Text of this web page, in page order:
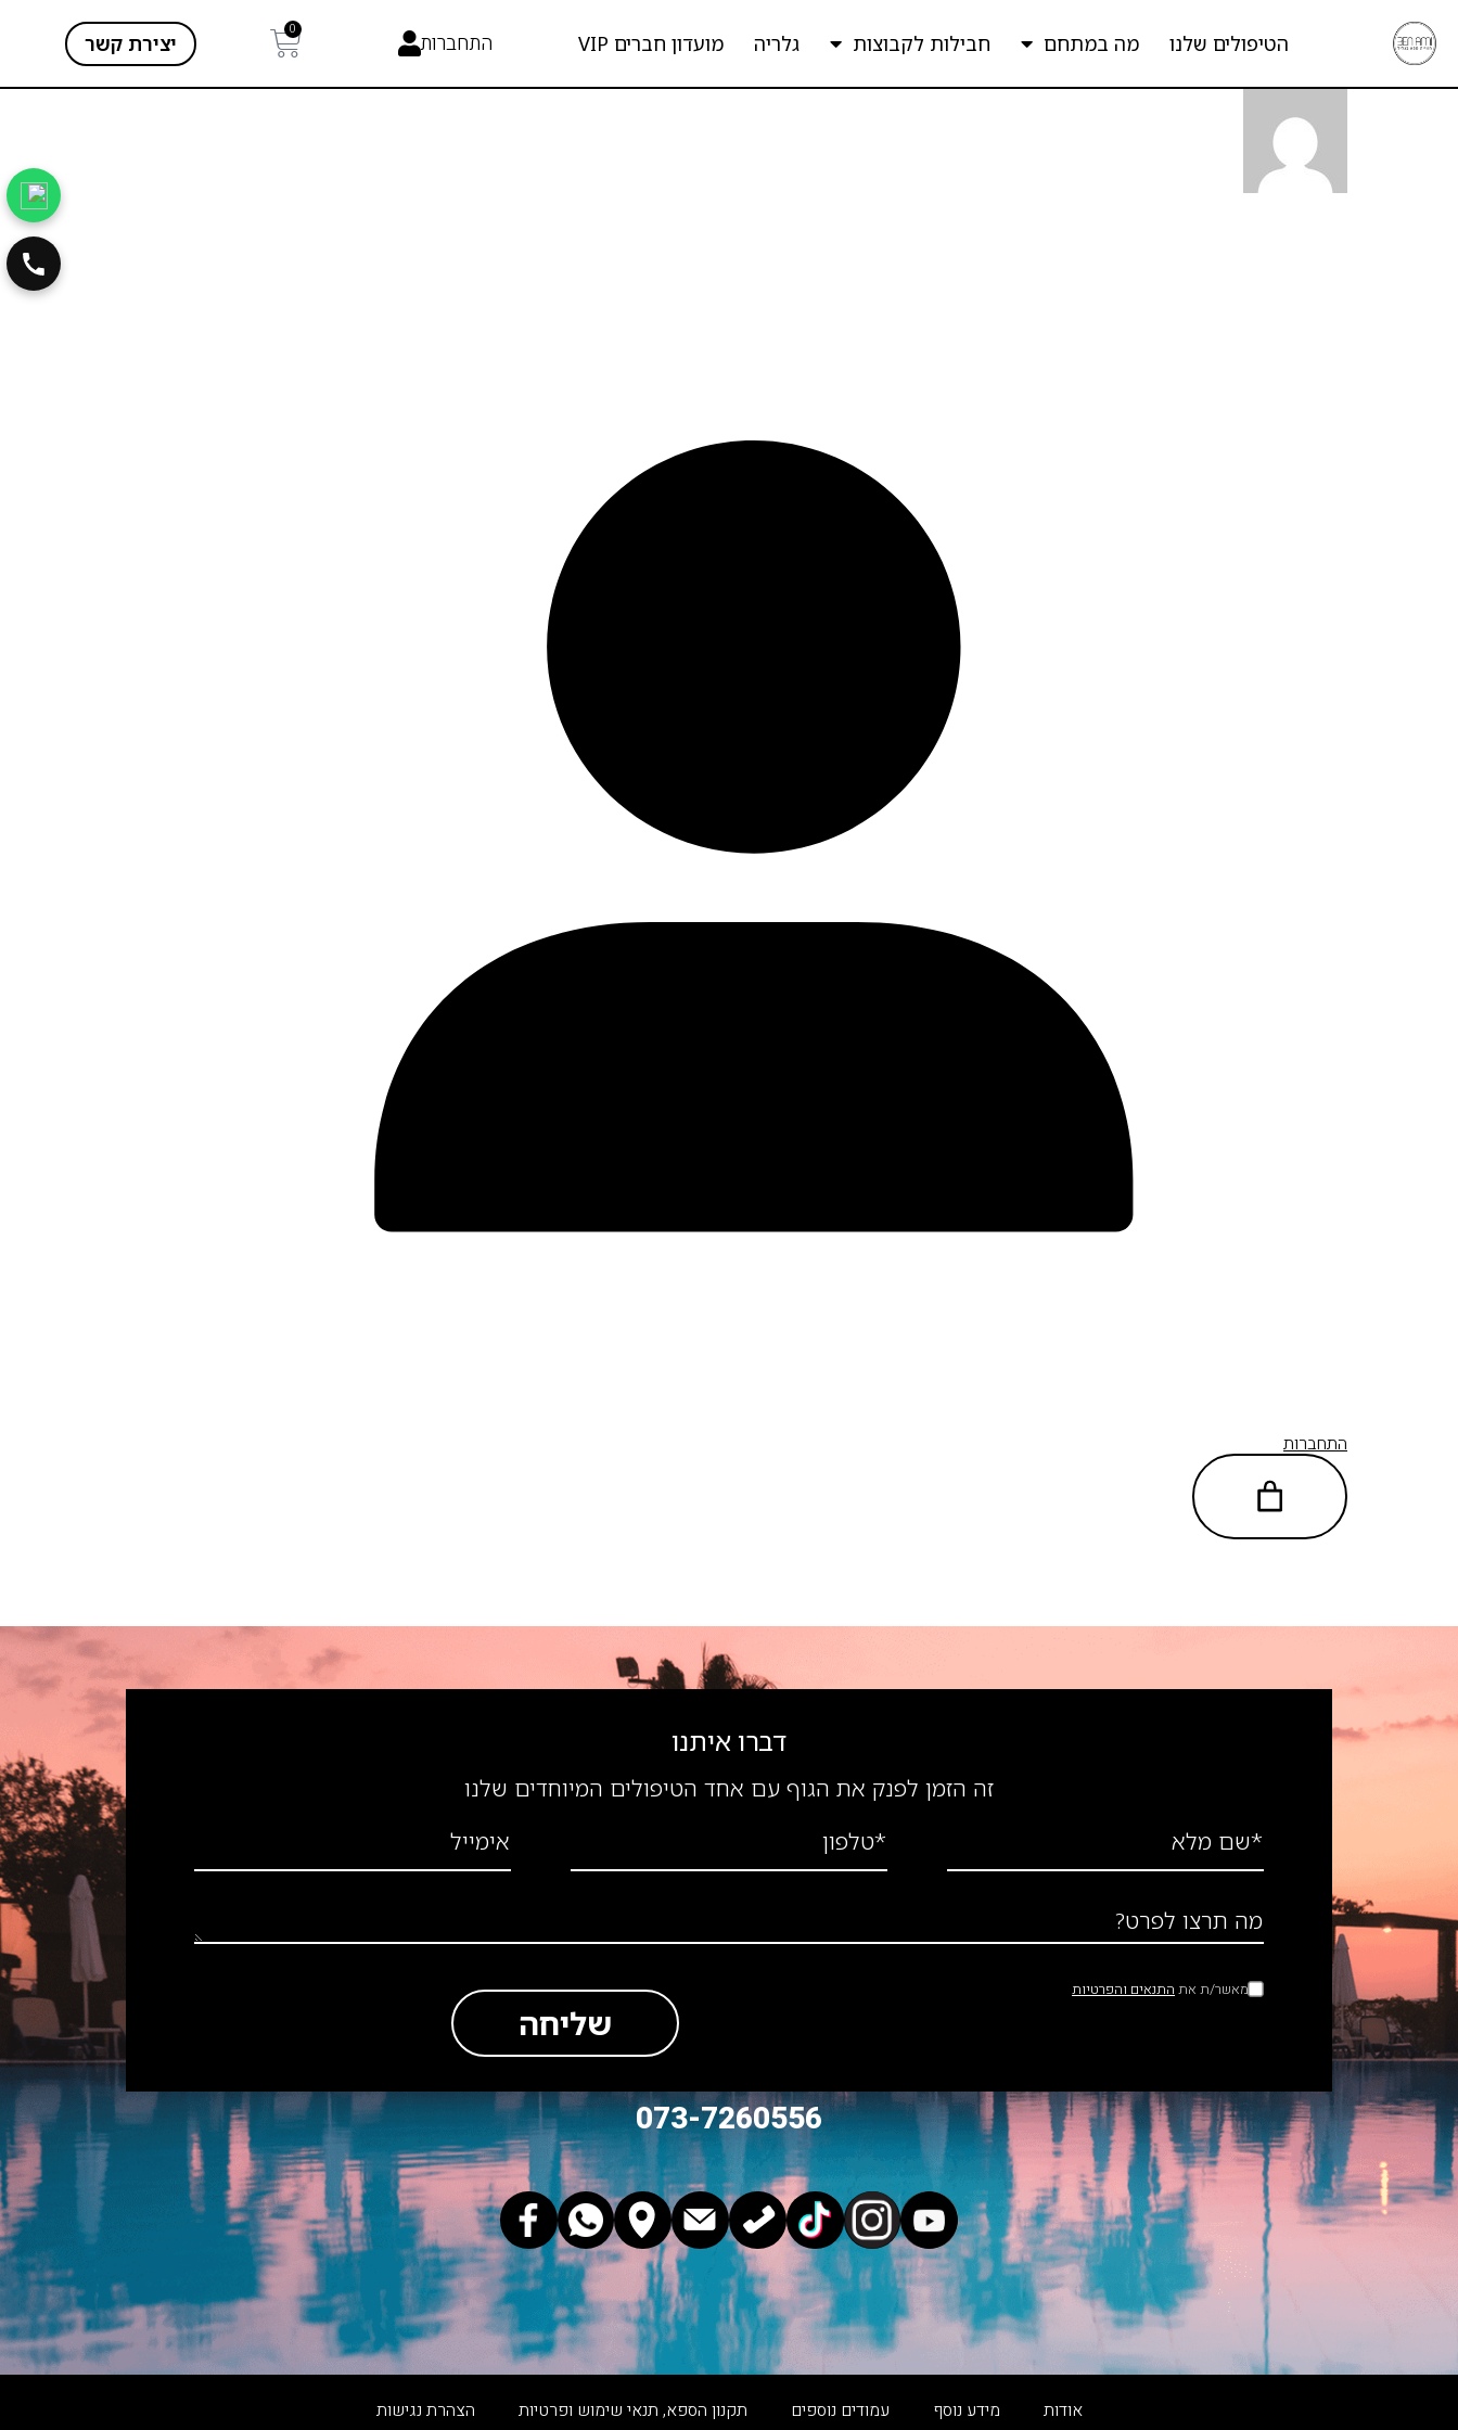
הטיפולים שלנו מה במתחם חבילות לקבוצות גלריה מועדון חברים VIP התחברות
0
יצירת קשר
התחברות
דברו איתנו
זה הזמן לפנק את הגוף עם אחד הטיפולים המיוחדים שלנו
*שם מלא
*טלפון אימייל
מה תרצו לפרט?
מאשר/ת את התנאים והפרטיות
שליחה
073-7260556
אודות מידע נוסף עמודים נוספים תקנון הספא, תנאי שימוש ופרטיות הצהרת נגישות